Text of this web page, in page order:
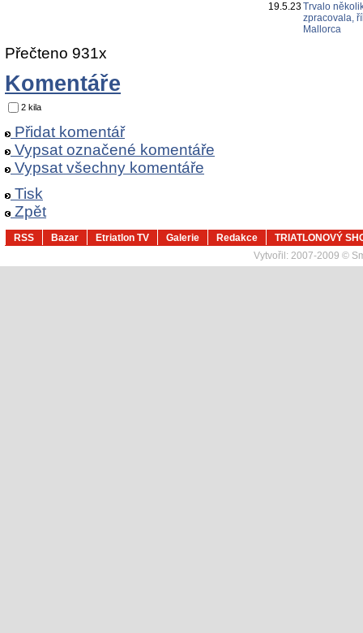
19.5.23Trvalo
zpracovala,
Mallorca
Přečteno 931x
Komentáře
2 kila
Přidat komentář
Vypsat označené komentáře
Vypsat všechny komentáře
Tisk
Zpět
RSS Bazar Etriatlon TV Galerie Redakce
TRIATLONOVÝ
Vytvořil: 2007-2009 ©